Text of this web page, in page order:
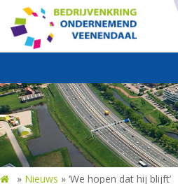
» Nieuws » ‘We hopen dat hij blijft’